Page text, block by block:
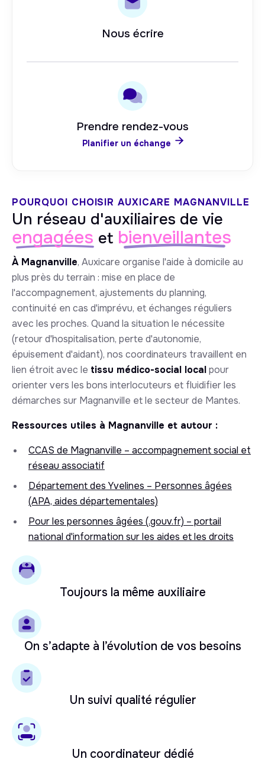
Nous écrire
Prendre rendez-vous
Planifier un échange 
POURQUOI CHOISIR AUXICARE MAGNANVILLE
Un réseau d'auxiliaires de vie
engagées et bienveillantes
À Magnanville, Auxicare organise l'aide à domicile au
plus près du terrain : mise en place de
l'accompagnement, ajustements du planning,
continuité en cas d'imprévu, et échanges réguliers
avec les proches. Quand la situation le nécessite
(retour d'hospitalisation, perte d'autonomie,
épuisement d'aidant), nos coordinateurs travaillent en
lien étroit avec le tissu médico-social localpour
orienter vers les bons interlocuteurs et fluidifier les
démarches sur Magnanville et le secteur de Mantes.
Ressources utiles à Magnanville et autour :
CCAS de Magnanville – accompagnement social et
réseau associatif
Département des Yvelines – Personnes âgées
(APA, aides départementales)
Pour les personnes âgées (.gouv.fr) – portail
national d'information sur les aides et les droits
Toujours la même auxiliaire
On s’adapte à l’évolution de vos besoins
Un suivi qualité régulier
Un coordinateur dédié